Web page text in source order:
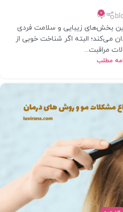
0
بخش‌های زیبایی و سلامت فردی
می‌کند؛ البته اگر شناخت خوبی از
مراقبت...
مطلب